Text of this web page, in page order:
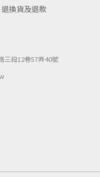
退換貨及退款
三段12巷57弄40號